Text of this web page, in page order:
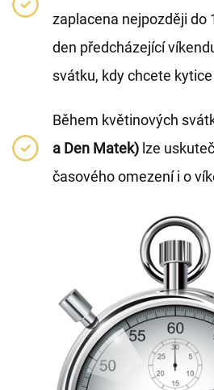
zaplacena nejpozději do
den předcházející
svátku, kdy chcete
Během květinových
a Den Matek) lze
časového omezení i o